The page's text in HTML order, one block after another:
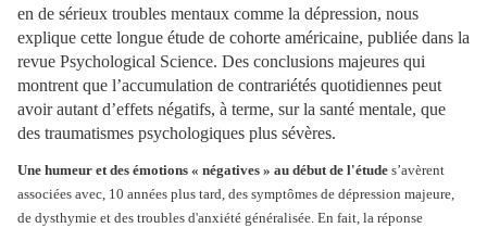
en de sérieux troubles mentaux comme la dépression, nous
explique cette longue étude de cohorte américaine, publiée dans la
revue Psychological Science. Des conclusions majeures qui
montrent que l’accumulation de contrariétés quotidiennes peut
avoir autant d’effets négatifs, à terme, sur la santé mentale, que
des traumatismes psychologiques plus sévères.
Une humeur et des émotions « négatives » au début de l'étude s’avèrent
associées avec, 10 années plus tard, des symptômes de dépression majeure,
de dysthymie et des troubles d'anxiété généralisée. En fait, la réponse